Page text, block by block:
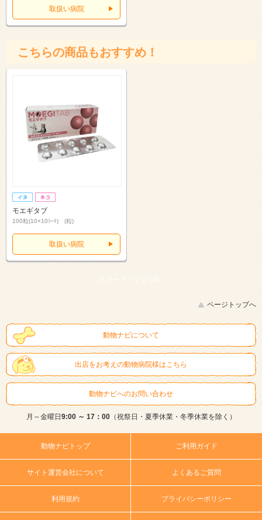
取扱い病院
こちらの商品もおすすめ！
モエギタブ
100粒(10×10ｼｰﾄ) (粒)
取扱い病院
スマートフォン | PC
ページトップへ
動物ナビについて
出店をお考えの動物病院様はこちら
動物ナビへのお問い合わせ
月～金曜日9:00 ～ 17：00（祝祭日・夏季休業・冬季休業を除く）
動物ナビトップ ご利用ガイド
サイト運営会社について よくあるご質問
利用規約 プライバシーポリシー